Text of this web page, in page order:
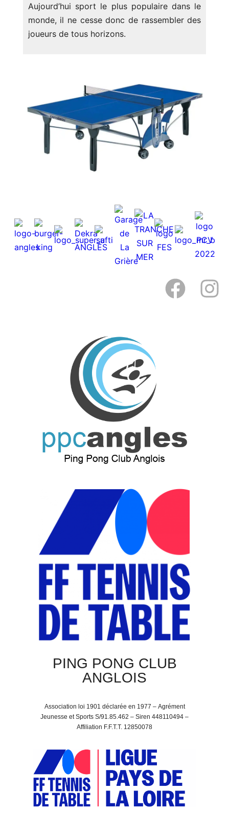
Aujourd’hui sport le plus populaire dans le
monde, il ne cesse donc de rassembler des
joueurs de tous horizons.
PING PONG CLUB
ANGLOIS
Association loi 1901 déclarée en 1977 – Agrément
Jeunesse et Sports S/91.85.462 – Siren 448110494 –
Affiliation F.F.T.T. 12850078